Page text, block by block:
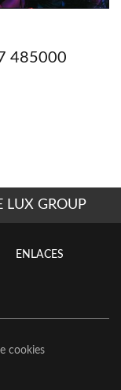
485000
LUX GROUP
ENLACES
cookies